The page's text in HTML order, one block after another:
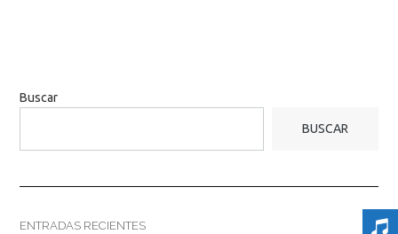
Buscar
BUSCAR
ENTRADAS RECIENTES